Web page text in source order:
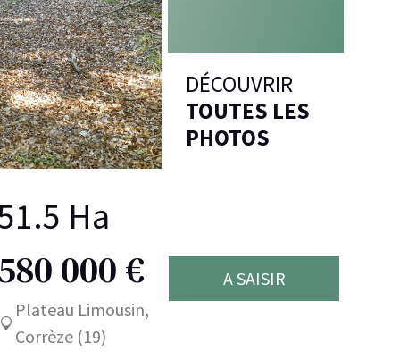
DÉCOUVRIR
TOUTES LES
PHOTOS
Ha
000 €
Plateau Limousin,
Corrèze (19)
A SAISIR